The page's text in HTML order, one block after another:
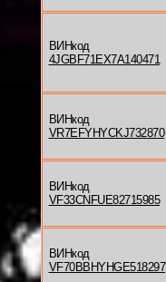
ВИНкод
4JGBF71EX7A140471
ВИНкод
VR7EFYHYCKJ732870
ВИНкод
VF33CNFUE82715985
ВИНкод
VF70BBHYHGE518297